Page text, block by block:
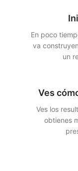
horas. Ya sea que
comprar
Spotify, nos
Nuestros clientes
sociales
En poco
va
un
Ves
Ves los
obtienes